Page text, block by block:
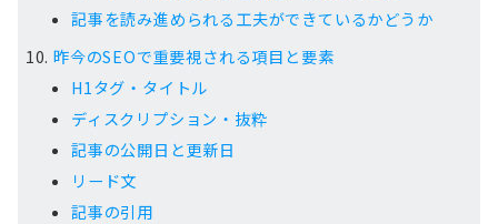
記事を読み進められる工夫ができているかどうか
昨今のSEOで重要視される項目と要素
H1タグ・タイトル
ディスクリプション・抜粋
記事の公開日と更新日
リード文
記事の引用